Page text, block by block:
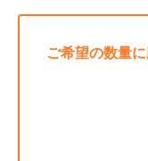
ご希望の数量